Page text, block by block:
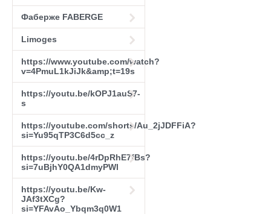
Фаберже FABERGE
Limoges
https://www.youtube.com/watch?
v=4PmuL1kJiJk&amp;t=19s
https://youtu.be/kOPJ1auS7-
s
https://youtube.com/shorts/Au_2jJDFFiA?
si=Yu95qTP3C6d5cc_z
https://youtu.be/4rDpRhE7fBs?
si=7uBjhY0QA1dmyPWl
https://youtu.be/Kw-
JAf3tXCg?
si=YFAvAo_Ybqm3q0W1